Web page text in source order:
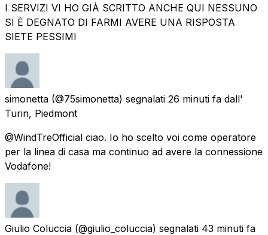
I SERVIZI VI HO GIÀ SCRITTO ANCHE QUI NESSUNO
SI È DEGNATO DI FARMI AVERE UNA RISPOSTA
SIETE PESSIMI
simonetta (@75simonetta) segnalati 26 minuti fa dall'
Turin, Piedmont
@WindTreOfficial ciao. Io ho scelto voi come operatore
per la linea di casa ma continuo ad avere la connessione
Vodafone!
Giulio Coluccia (@giulio_coluccia) segnalati 43 minuti fa